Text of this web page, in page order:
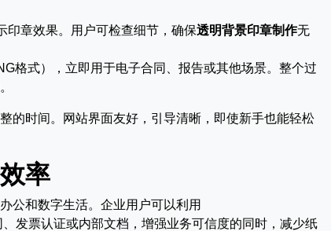
印章效果。用户可检查细节，确保透明背景印章制作无
格式），立即用于电子合同、报告或其他场景。整个过
的时间。网站界面友好，引导清晰，即使新手也能轻松
率
公和数字生活。企业用户可以利用
发票认证或内部文档，增强业务可信度的同时，减少纸